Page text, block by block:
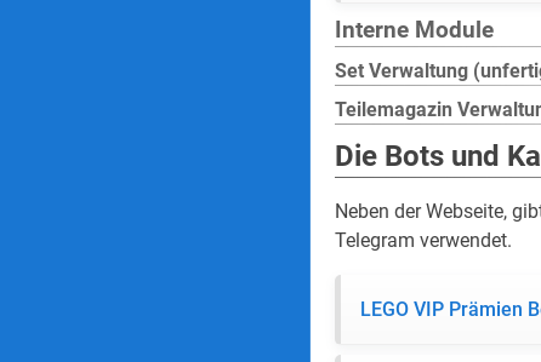
Interne Module
Set Verwaltung
Teilemagazin
Die Bots und
Neben der Webseite,
Telegram verwendet.
LEGO VIP Prämien